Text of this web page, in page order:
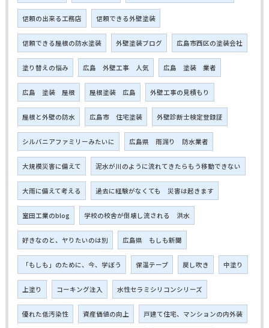
信頼の出来る工務店 信頼できる外壁塗装
信頼できる屋根の防水塗装 外壁塗装ブログ 広島市西区の塗装会社
塗り替えの悩み 広島 外壁工事 人気 広島 塗装 業者
広島 塗装 屋根 屋根塗装 広島 外壁工事の見積もり
屋根と外壁の防水 広島市 住宅塗装 外壁診断士検定登録証
シルバニアファミリーみたいに 広島県 雨漏り 防水業者
大規模災害に備えて 泥水が川のように流れてきたらもう移動できない
大雨に備えて考える 過去に経験がなくても 災害は起きます
室田工業のblog 学校の校舎が倒壊し流される 洪水
好きなのと、ヤりたいのは別 広島県 もしも新聞
「もしも」のために、今、学ぼう 保温テープ 戻し吹き 中塗り
上塗り コーキング注入 水性セラミシリコンシリーズ
優れた低汚染性 資産価値の向上 戸建て住宅、マンションの内外装